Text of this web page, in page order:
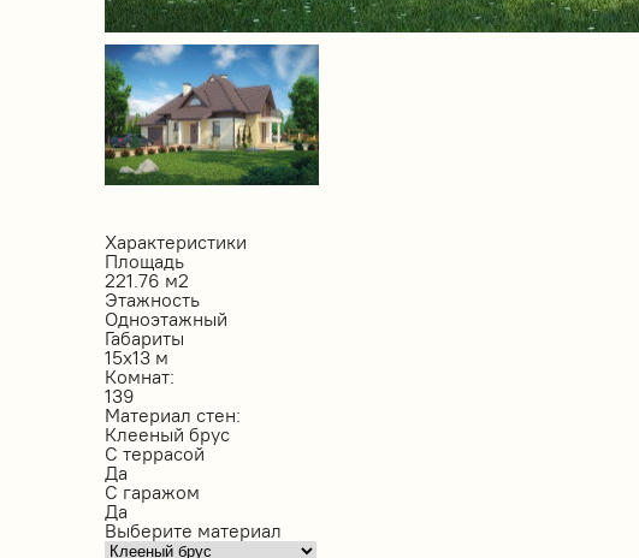
Характеристики
Площадь
221.76 м2
Этажность
Одноэтажный
Габариты
15х13 м
Комнат:
139
Материал стен:
Клееный брус
С террасой
Да
С гаражом
Да
Выберите материал